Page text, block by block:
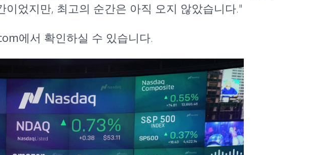
었지만, 최고의 순간은 아직 오지 않았습니다."
에서 확인하실 수 있습니다.